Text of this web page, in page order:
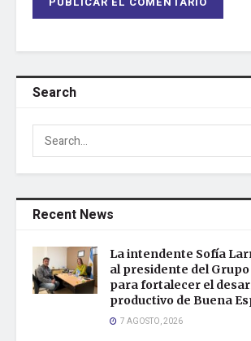
Search
Recent News
La intendente Sofía
al presidente del
para fortalecer el
productivo de Buena
7 AGOSTO, 2026